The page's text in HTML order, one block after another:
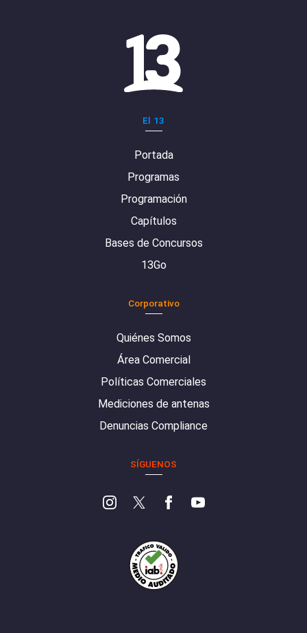
El 13
Portada
Programas
Programación
Capítulos
Bases de Concursos
13Go
Corporativo
Quiénes Somos
Área Comercial
Políticas Comerciales
Mediciones de antenas
Denuncias Compliance
SÍGUENOS